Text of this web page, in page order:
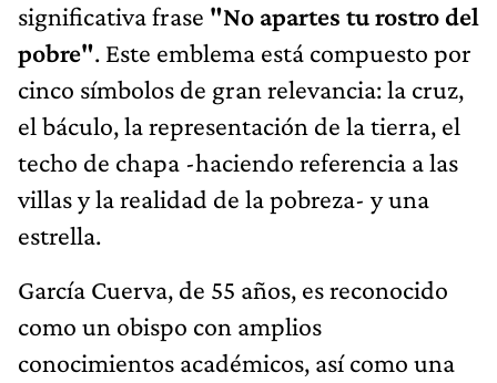
significativa frase "No apartes tu rostro del
pobre". Este emblema está compuesto por
cinco símbolos de gran relevancia: la cruz,
el báculo, la representación de la tierra, el
techo de chapa -haciendo referencia a las
villas y la realidad de la pobreza- y una
estrella.
García Cuerva, de 55 años, es reconocido
como un obispo con amplios
conocimientos académicos, así como una